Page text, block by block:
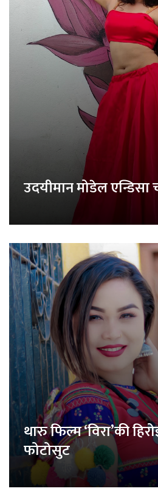
उदयीमान मोडेल एन्डिसा
थारु फिल्म ‘विरा’की
फोटोसुट